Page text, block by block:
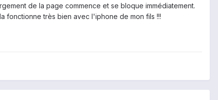
de la page commence et se bloque immédiatement.
fonctionne très bien avec l'iphone de mon fils !!!